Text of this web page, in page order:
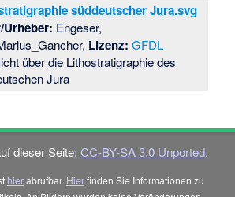
süddeutscher Jura.svg
Engeser,
Lizenz: GFDL
über die Lithostratigraphie des
Jura
dieser Seite: CC-BY-SA 3.0 Unported.
hierabrufbar. Hierfinden Sie Informationen zu